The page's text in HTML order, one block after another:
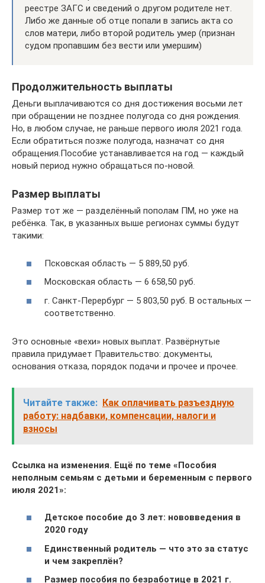
реестре ЗАГС и сведений о другом родителе нет.
Либо же данные об отце попали в запись акта со
слов матери, либо второй родитель умер (признан
судом пропавшим без вести или умершим)
Продолжительность выплаты
Деньги выплачиваются со дня достижения восьми лет
при обращении не позднее полугода со дня рождения.
Но, в любом случае, не раньше первого июля 2021 года.
Если обратиться позже полугода, назначат со дня
обращения.Пособие устанавливается на год — каждый
новый период нужно обращаться по-новой.
Размер выплаты
Размер тот же — разделённый пополам ПМ, но уже на
ребёнка. Так, в указанных выше регионах суммы будут
такими:
Псковская область — 5 889,50 руб.
Московская область — 6 658,50 руб.
г. Санкт-Перербург — 5 803,50 руб. В остальных —
соответственно.
Это основные «вехи» новых выплат. Развёрнутые
правила придумает Правительство: документы,
основания отказа, порядок подачи и прочее и прочее.
Читайте также: Как оплачивать разъездную
работу: надбавки, компенсации, налоги и
взносы
Ссылка на изменения. Ещё по теме «Пособия
неполным семьям с детьми и беременным с первого
июля 2021»:
Детское пособие до 3 лет: нововведения в
2020 году
Единственный родитель — что это за статус
и чем закреплён?
Размер пособия по безработице в 2021 г.